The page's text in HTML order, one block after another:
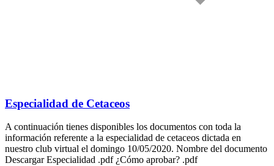
Especialidad de Cetaceos
A continuación tienes disponibles los documentos con toda la
información referente a la especialidad de cetaceos dictada en
nuestro club virtual el domingo 10/05/2020. Nombre del documento
Descargar Especialidad .pdf ¿Cómo aprobar? .pdf